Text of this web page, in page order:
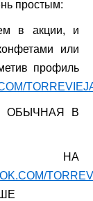
простым:
в акции, и
или
профиль
ОБЫЧНАЯ В
НА